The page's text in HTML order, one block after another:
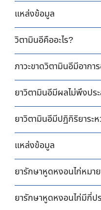
แหล่งข้อมูล
วิตามินอีคืออะไร?
ภาวะขาดวิตามินอีมีอากา
ยาวิตามินอีมีผลไม่พึงปร
ยาวิตามินอีมีปฏิกิริยาระ
แหล่งข้อมูล
ยารักษาหูดหงอนไก่หมา
ยารักษาหูดหงอนไก่มีกี่ป